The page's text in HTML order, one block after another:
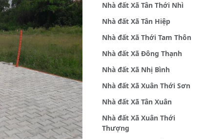
Nhà đất Xã Tân Thới Nhì
Nhà đất Xã Tân Hiệp
Nhà đất Xã Thới Tam Thôn
Nhà đất Xã Đông Thạnh
Nhà đất Xã Nhị Bình
Nhà đất Xã Xuân Thới Sơn
Nhà đất Xã Tân Xuân
Nhà đất Xã Xuân Thới
Thượng